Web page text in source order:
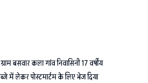
बसवार कला गांव निवासिनी 17 वर्षीय
में लेकर पोस्टमार्टम के लिए भेज दिया